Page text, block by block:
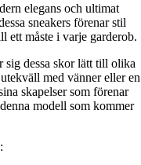
elegans och ultimat
sneakers förenar stil
ett måste i varje garderob.
sig dessa skor lätt till olika
med vänner eller en
skapelser som förenar
modell som kommer